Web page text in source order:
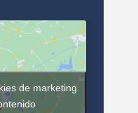
de marketing